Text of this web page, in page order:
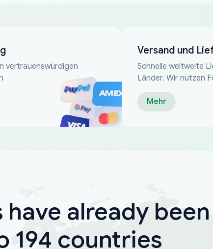
vertrauenswürdigen
Versand und
Schnelle weltweite
Länder. Wir nutzen
Mehr
already been
194 countries